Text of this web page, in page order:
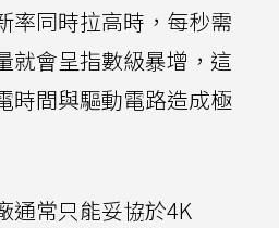
率同時拉高時，每秒需
就會呈指數級暴增，這
時間與驅動電路造成極
通常只能妥協於4K